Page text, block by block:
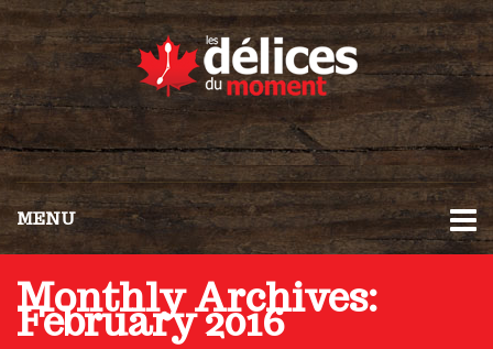
MENU
Monthly Archives:
February 2016